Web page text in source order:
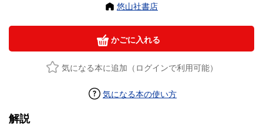
悠山社書店
かごに入れる
気になる本に追加（ログインで利用可能）
気になる本の使い方
解説